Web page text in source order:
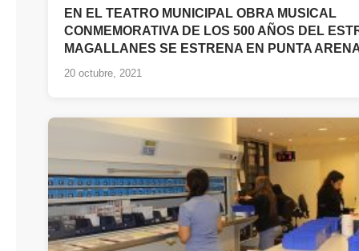
EN EL TEATRO MUNICIPAL OBRA MUSICAL
CONMEMORATIVA DE LOS 500 AÑOS DEL
MAGALLANES SE ESTRENA EN PUNTA
20 octubre, 2021